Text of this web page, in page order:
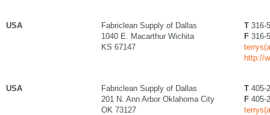
USA
Fabriclean Supply of Dallas
1040 E. Macarthur Wichita
KS 67147
T 316-
F 316-
http://
USA
Fabriclean Supply of Dallas
201 N. Ann Arbor Oklahoma City
OK 73127
T 405-
F 405-